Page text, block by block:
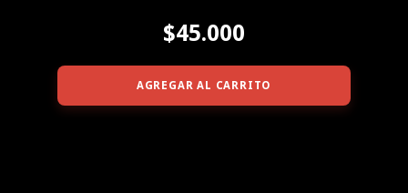
$45.000
AGREGAR AL CARRITO